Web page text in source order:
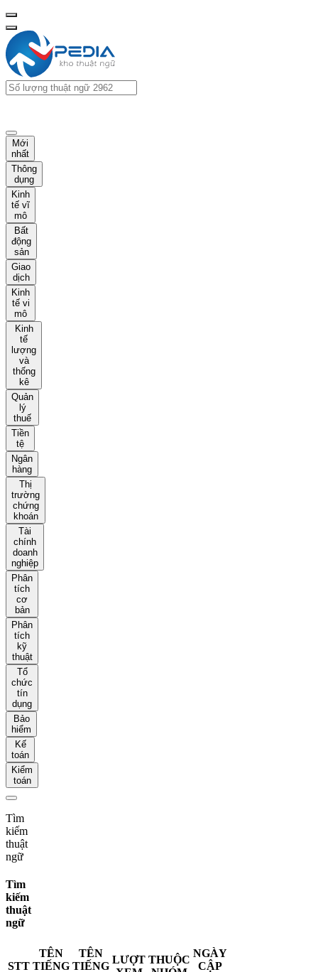
Mới
nhất
Thông
dụng
Kinh
tế vĩ
mô
Bất
động
sản
Giao
dịch
Kinh
tế vi
mô
Kinh
tế
lượng
và
thống
kê
Quản
lý
thuế
Tiền
tệ
Ngân
hàng
Thị
trường
chứng
khoán
Tài
chính
doanh
nghiệp
Phân
tích
cơ
bản
Phân
tích
kỹ
thuật
Tổ
chức
tín
dụng
Bảo
hiểm
Kế
toán
Kiểm
toán
Tìm
kiếm
thuật
ngữ
Tìm
kiếm
thuật
ngữ
STT
TÊN
TIẾNG
TÊN
TIẾNG
LƯỢT THUỘC
NGÀY
CẬP